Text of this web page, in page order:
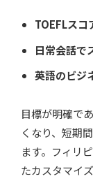
TOEFLスコ
日常会話で
英語のビジ
目標が明確で
くなり、短期
ます。フィリ
たカスタマイ